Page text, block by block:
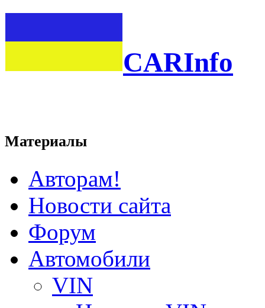
CARInfo
Материалы
Авторам!
Новости сайта
Форум
Автомобили
VIN